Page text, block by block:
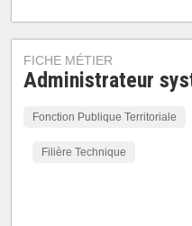
FICHE MÉTIER
Administrateur
Fonction Publique Territoriale
Filière Technique